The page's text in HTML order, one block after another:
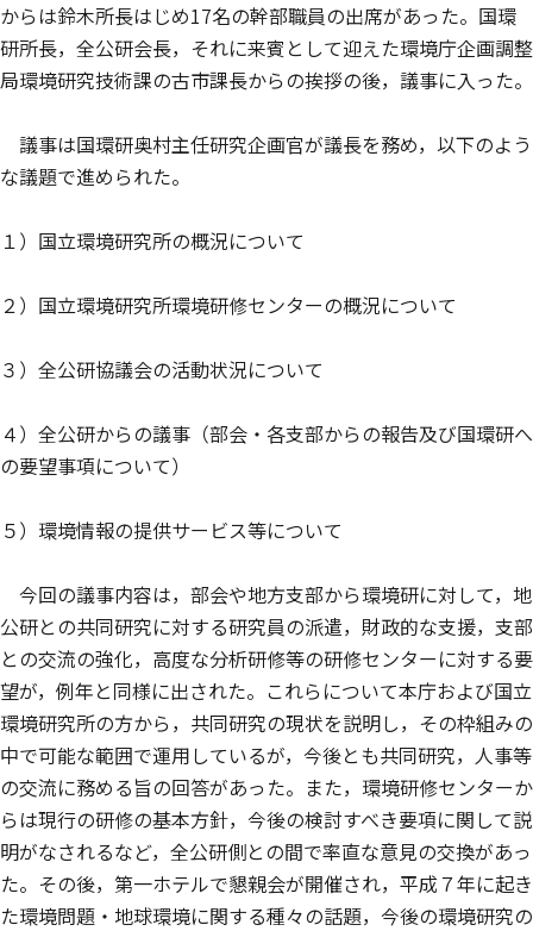
からは鈴木所長はじめ17名の幹部職員の出席があった。国環
研所長，全公研会長，それに来賓として迎えた環境庁企画調整
局環境研究技術課の古市課長からの挨拶の後，議事に入った。
議事は国環研奥村主任研究企画官が議長を務め，以下のよう
な議題で進められた。
１）国立環境研究所の概況について
２）国立環境研究所環境研修センターの概況について
３）全公研協議会の活動状況について
４）全公研からの議事（部会・各支部からの報告及び国環研へ
の要望事項について）
５）環境情報の提供サービス等について
今回の議事内容は，部会や地方支部から環境研に対して，地
公研との共同研究に対する研究員の派遣，財政的な支援，支部
との交流の強化，高度な分析研修等の研修センターに対する要
望が，例年と同様に出された。これらについて本庁および国立
環境研究所の方から，共同研究の現状を説明し，その枠組みの
中で可能な範囲で運用しているが，今後とも共同研究，人事等
の交流に務める旨の回答があった。また，環境研修センターか
らは現行の研修の基本方針，今後の検討すべき要項に関して説
明がなされるなど，全公研側との間で率直な意見の交換があっ
た。その後，第一ホテルで懇親会が開催され，平成７年に起き
た環境問題・地球環境に関する種々の話題，今後の環境研究の